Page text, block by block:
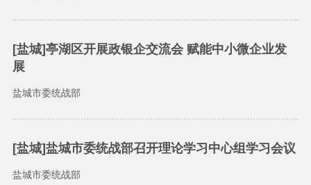
[盐城]亭湖区开展政银企交流会 赋能中小微企业发
展
盐城市委统战部
[盐城]盐城市委统战部召开理论学习中心组学习会议
盐城市委统战部